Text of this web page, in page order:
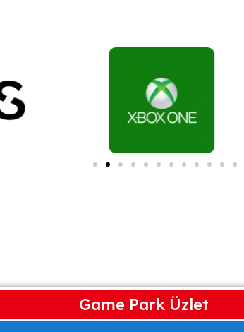
Game Park Üzlet